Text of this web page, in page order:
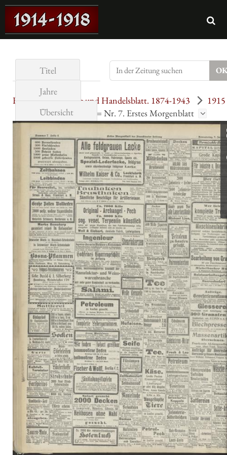
Titel
Jahre
Übersicht
Seite
Frankfurter Zeitung und Handelsblatt. 1874-1943
1915
07.01.1915 = Nr. 7. Erstes Morgenblatt